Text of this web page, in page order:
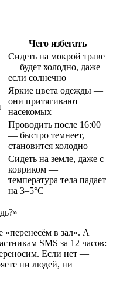
Чего избегать
Сидеть на мокрой траве
— будет холодно, даже
если солнечно
Яркие цвета одежды —
они притягивают
насекомых
Проводить после 16:00
— быстро темнеет,
становится холодно
Сидеть на земле, даже с
ковриком —
температура тела падает
на 3–5°C
в зал». А
SMS за 12 часов:
Если нет —
ни людей, ни